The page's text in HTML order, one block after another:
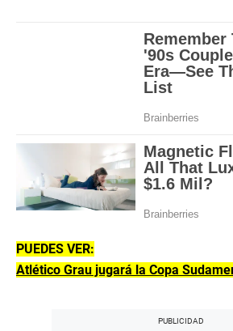
PUEDES VER:
Atlético Grau jugará la Copa